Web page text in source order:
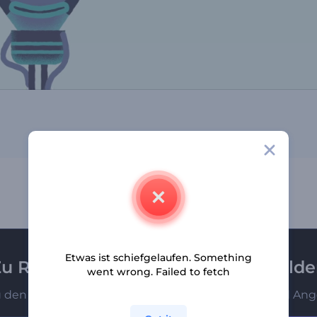
Renderforest-Newsletter
den Ersten, die unsere neuesten Nachrichten und
Etwas ist schiefgelaufen. Something
went wrong. Failed to fetch